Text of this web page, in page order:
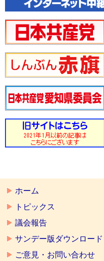
ホーム
トピックス
議会報告
サンデー版ダウンロード
ご意見・お問い合わせ